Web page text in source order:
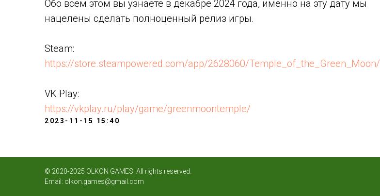
Обо всем этом вы узнаете в декабре 2024 года, именно на эту дату мы
нацелены сделать полноценный релиз игры.
Steam:
https://store.steampowered.com/app/2628060/Temple_of_the_Green_Moon/
VK Play:
https://vkplay.ru/play/game/greenmoontemple/
2023-11-15 15:40
© 2020-2025 OLKON GAMES. All rights reserved.
Email: olkon.games@gmail.com